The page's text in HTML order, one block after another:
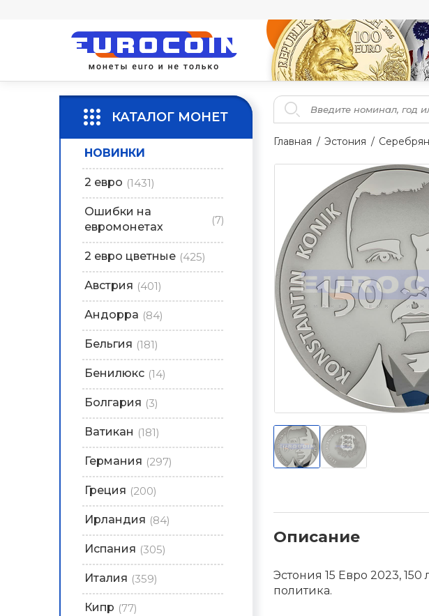
КАТАЛОГ МОНЕТ
НОВИНКИ
2 евро (1431)
Ошибки на
евромонетах
(7)
2 евро цветные (425)
Австрия (401)
Андорра (84)
Бельгия (181)
Бенилюкс (14)
Болгария (3)
Ватикан (181)
Германия (297)
Греция (200)
Ирландия (84)
Испания (305)
Италия (359)
Кипр (77)
Главная Эстония
Описание
Эстония 15 Евро 2023,
политика.